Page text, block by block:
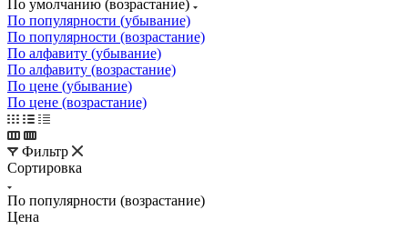
По умолчанию (возрастание)
По популярности (убывание)
По популярности (возрастание)
По алфавиту (убывание)
По алфавиту (возрастание)
По цене (убывание)
По цене (возрастание)
Фильтр
Сортировка
По популярности (возрастание)
Цена